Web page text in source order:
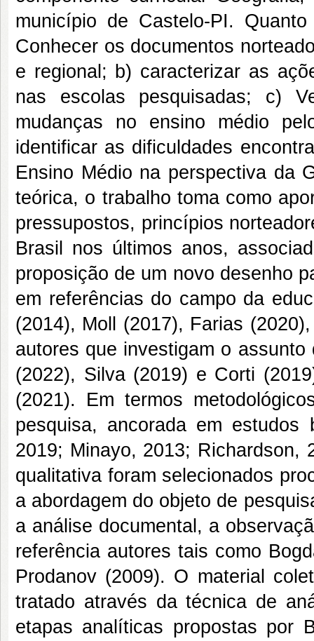
município de Castelo-PI.
Conhecer os documentos
e regional; b) caracterizar as
nas escolas pesquisadas; c)
mudanças no ensino médio
identificar as dificuldades
Ensino Médio na perspectiva da
teórica, o trabalho toma como
pressupostos, princípios
Brasil nos últimos anos,
proposição de um novo desenho
em referências do campo da
(2014), Moll (2017), Farias
autores que investigam o
(2022), Silva (2019) e Corti
(2021). Em termos
pesquisa, ancorada em estudos
2019; Minayo, 2013; Richardson,
qualitativa foram selecionados
a abordagem do objeto de
a análise documental, a
referência autores tais como
Prodanov (2009). O material
tratado através da técnica de
etapas analíticas propostas por